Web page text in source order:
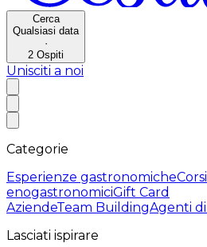
Cerca
Qualsiasi data
·
2 Ospiti
Unisciti a noi
Categorie
Esperienze gastronomiche
enogastronomiciGift Card
AziendeTeam BuildingAgenti
Lasciati ispirare